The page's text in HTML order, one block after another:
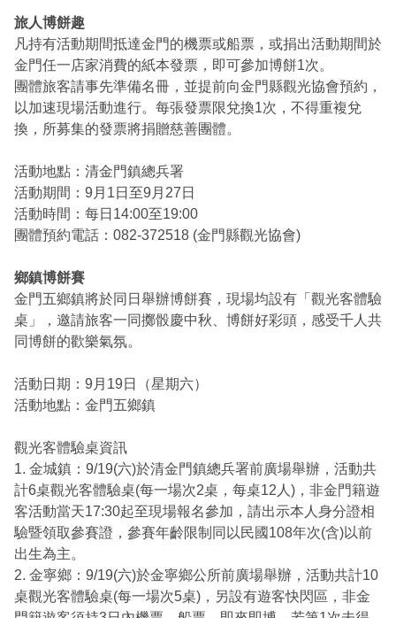
旅人博餅趣
凡持有活動期間抵達金門的機票或船票，或捐出活動期間於
金門任一店家消費的紙本發票，即可參加博餅1次。
團體旅客請事先準備名冊，並提前向金門縣觀光協會預約，
以加速現場活動進行。每張發票限兌換1次，不得重複兌
換，所募集的發票將捐贈慈善團體。
活動地點：清金門鎮總兵署
活動期間：9月1日至9月27日
活動時間：每日14:00至19:00
團體預約電話：082-372518 (金門縣觀光協會)
鄉鎮博餅賽
金門五鄉鎮將於同日舉辦博餅賽，現場均設有「觀光客體驗
桌」，邀請旅客一同擲骰慶中秋、博餅好彩頭，感受千人共
同博餅的歡樂氣氛。
活動日期：9月19日（星期六）
活動地點：金門五鄉鎮
觀光客體驗桌資訊
1. 金城鎮：9/19(六)於清金門鎮總兵署前廣場舉辦，活動共
計6桌觀光客體驗桌(每一場次2桌，每桌12人)，非金門籍遊
客活動當天17:30起至現場報名參加，請出示本人身分證相
驗暨領取參賽證，參賽年齡限制同以民國108年次(含)以前
出生為主。
2. 金寧鄉：9/19(六)於金寧鄉公所前廣場舉辦，活動共計10
桌觀光客體驗桌(每一場次5桌)，另設有遊客快閃區，非金